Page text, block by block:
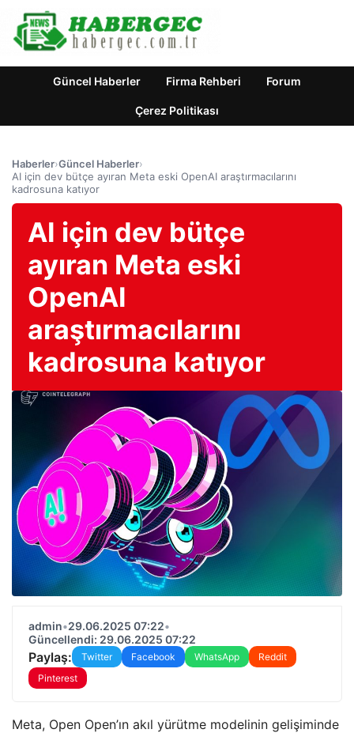
Güncel Haberler Firma Rehberi Forum
Çerez Politikası
Haberler›Güncel Haberler›
AI için dev bütçe ayıran Meta eski OpenAI araştırmacılarını
kadrosuna katıyor
AI için dev bütçe
ayıran Meta eski
OpenAI
araştırmacılarını
kadrosuna katıyor
admin•29.06.2025 07:22•
Güncellendi: 29.06.2025 07:22
Paylaş: Twitter Facebook WhatsApp
Reddit
Pinterest
Meta, Open Open’ın akıl yürütme modelinin gelişiminde